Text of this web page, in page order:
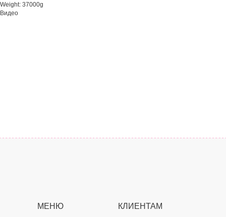
Weight: 37000g
Видео
МЕНЮ КЛИЕНТАМ